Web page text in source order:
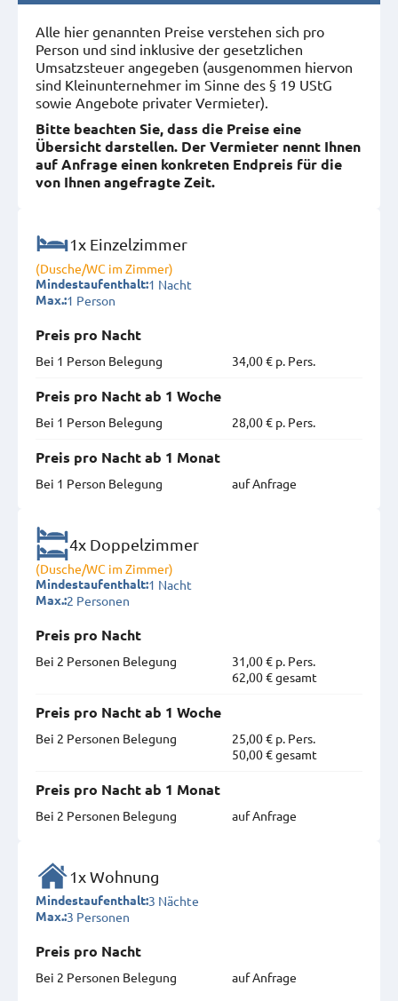
Alle hier genannten Preise verstehen sich pro
Person und sind inklusive der gesetzlichen
Umsatzsteuer angegeben (ausgenommen hiervon
sind Kleinunternehmer im Sinne des § 19 UStG
sowie Angebote privater Vermieter).
Bitte beachten Sie, dass die Preise eine
Übersicht darstellen. Der Vermieter nennt Ihnen
auf Anfrage einen konkreten Endpreis für die
von Ihnen angefragte Zeit.
1x Einzelzimmer
(Dusche/WC im Zimmer)
Mindestaufenthalt:1 Nacht
Max.:1 Person
Preis pro Nacht
Bei 1 Person Belegung
34,00 € p. Pers.
Preis pro Nacht ab 1 Woche
Bei 1 Person Belegung
28,00 € p. Pers.
Preis pro Nacht ab 1 Monat
Bei 1 Person Belegung
auf Anfrage
4x Doppelzimmer
(Dusche/WC im Zimmer)
Mindestaufenthalt:1 Nacht
Max.:2 Personen
Preis pro Nacht
Bei 2 Personen Belegung
31,00 € p. Pers.
62,00 € gesamt
Preis pro Nacht ab 1 Woche
Bei 2 Personen Belegung
25,00 € p. Pers.
50,00 € gesamt
Preis pro Nacht ab 1 Monat
Bei 2 Personen Belegung
auf Anfrage
1x Wohnung
Mindestaufenthalt:3 Nächte
Max.:3 Personen
Preis pro Nacht
Bei 2 Personen Belegung
auf Anfrage